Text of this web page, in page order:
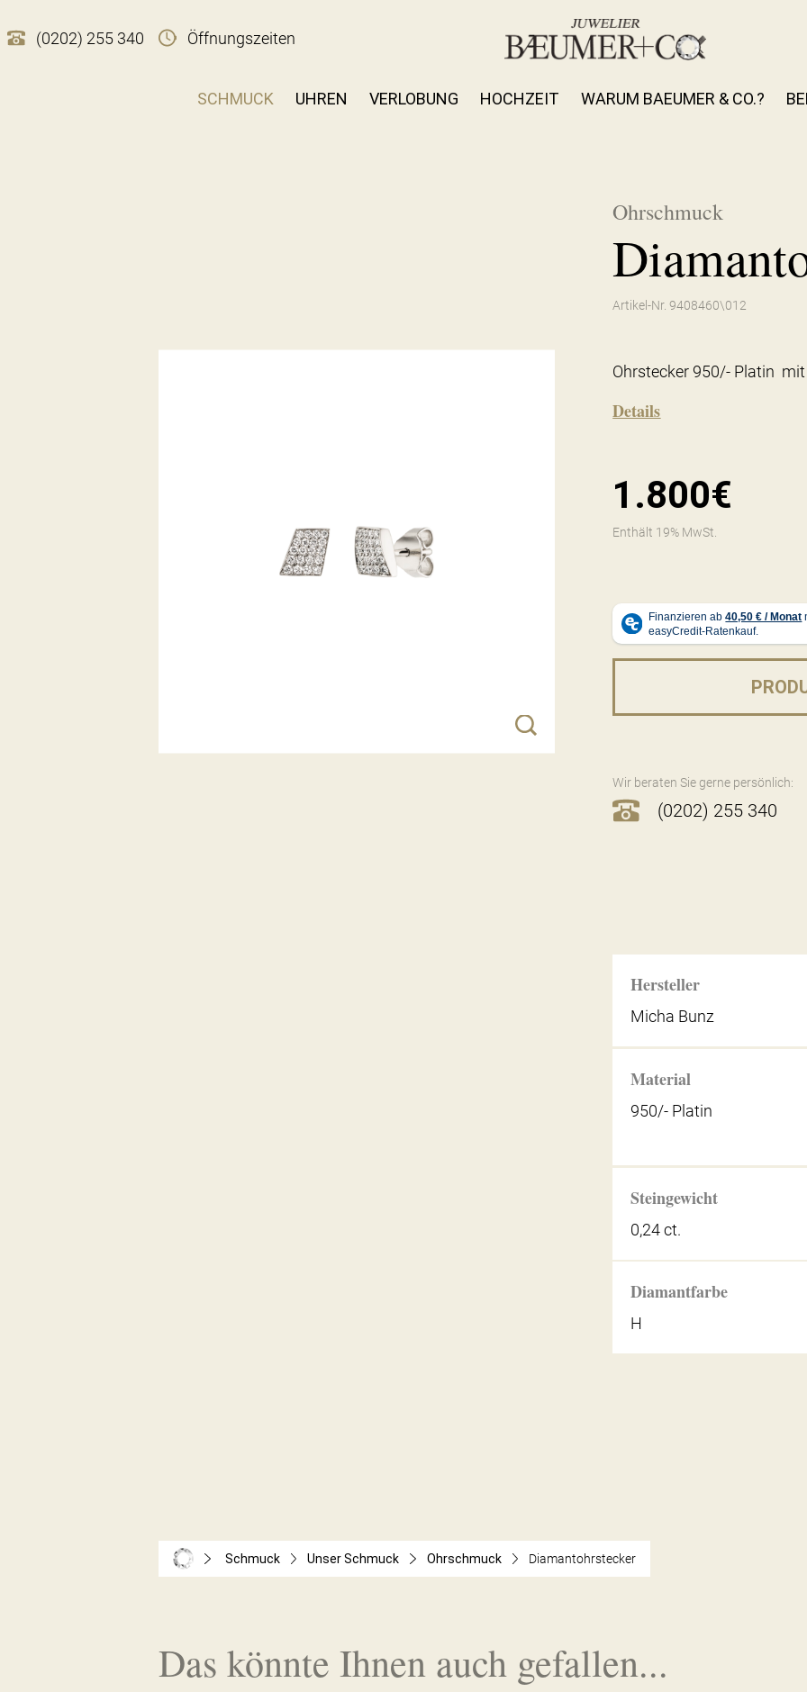
(0202) 255 340 Öffnungszeiten
SCHMUCK UHREN VERLOBUNG HOCHZEIT WARUM BAEUMER & CO.?
Ohrschmuck
Artikel-Nr. 9408460\012
Ohrstecker 950/- Platin
Details
1.800€
Enthält 19% MwSt.
Wir beraten Sie gerne persönlich:
(0202) 255 340
Hersteller
Micha Bunz
Material
950/- Platin
Steingewicht
0,24 ct.
Diamantfarbe
H
Schmuck Unser Schmuck Ohrschmuck Diamantohrstecker
Das könnte Ihnen auch gefallen...